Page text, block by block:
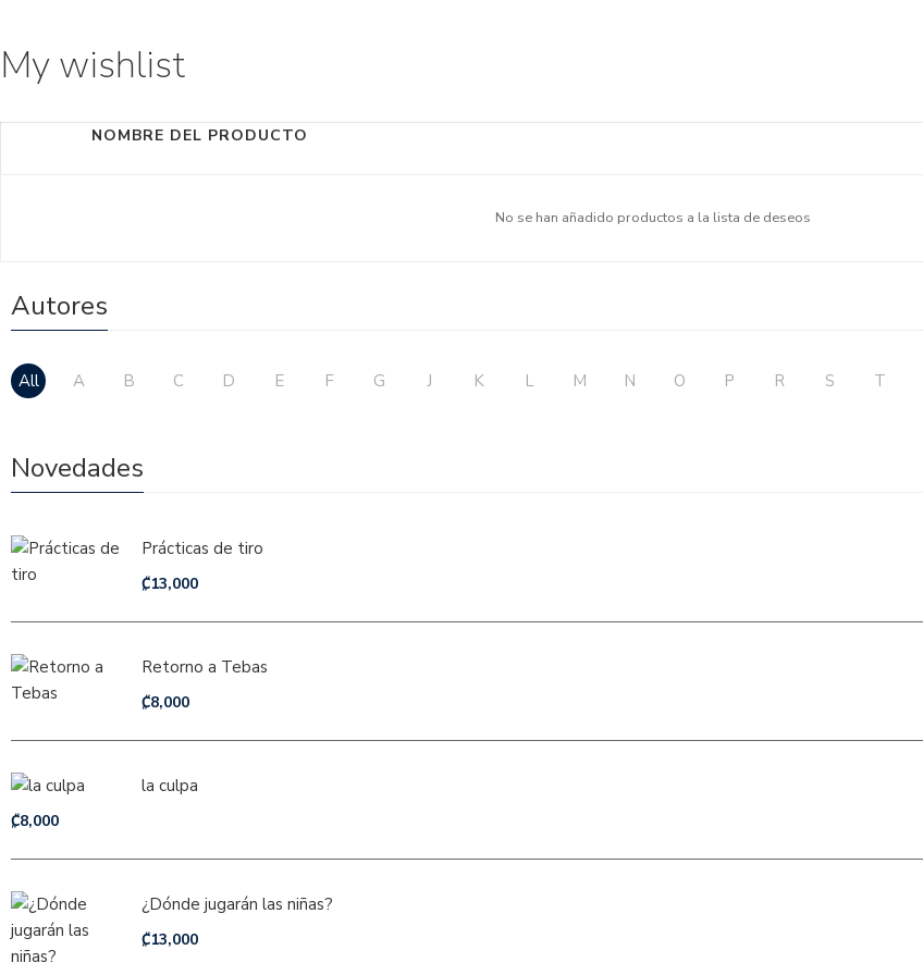
My wishlist
NOMBRE DEL PRODUCTO
No se han añadido productos a la lista de deseos
Autores
All A B C D E F G J K L M N O P R S T
Novedades
Prácticas de tiro
₡13,000
Retorno a Tebas
₡8,000
la culpa
₡8,000
¿Dónde jugarán las niñas?
₡13,000